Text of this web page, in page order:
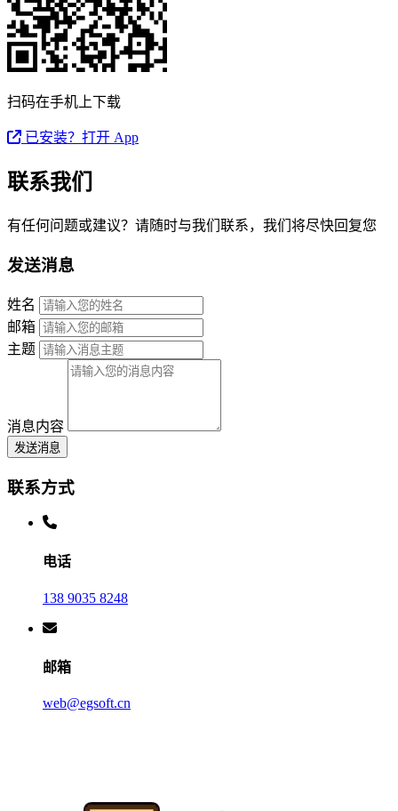
扫码在手机上下载
已安装？打开 App
联系我们
有任何问题或建议？请随时与我们联系，我们将尽快回复您
发送消息
姓名
邮箱
主题
消息内容
发送消息
联系方式
电话
138 9035 8248
邮箱
web@egsoft.cn